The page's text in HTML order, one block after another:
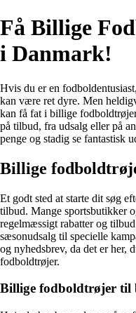
Få Billige
i Danmark!
Hvis du er en
kan være ret dyre. Men
kan få fat i billige
på tilbud, fra udsalg eller på
penge og stadig se fantastisk
Billige
Et godt sted at starte dit søg
tilbud. Mange sportsbutikker
regelmæssigt rabatter og
sæsonudsalg til specielle
og nyhedsbrev, da det er her,
fodboldtrøjer.
Billige fodboldtrøjer til